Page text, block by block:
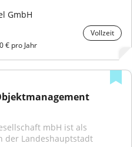
GmbH
Vollzeit
€ pro Jahr
mbH ist als
der Landeshauptstadt